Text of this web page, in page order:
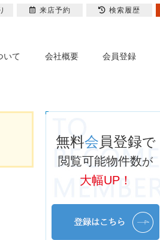
いて 会社概要 会員登録
無料会員登録で
閲覧可能物件数が
大幅UP！
来店予約 検索履歴